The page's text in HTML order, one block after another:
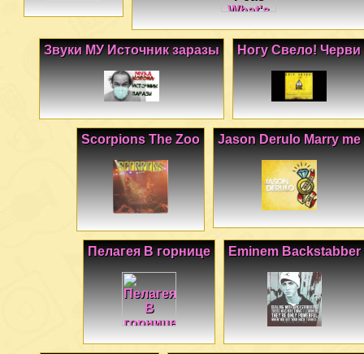
Ногу Свело! Черви
Звуки МУ Источник заразы
Jason Derulo Marry me
Scorpions The Zoo
Eminem Backstabber
Пелагея В горнице